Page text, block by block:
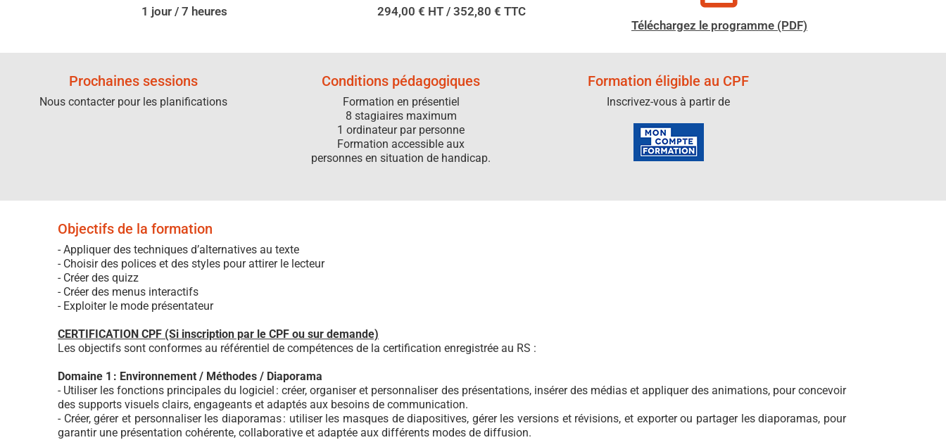
1 jour / 7 heures
294,00 € HT / 352,80 € TTC
Téléchargez le programme (PDF)
Prochaines sessions
Nous contacter pour les planifications
Conditions pédagogiques
Formation en présentiel
8 stagiaires maximum
1 ordinateur par personne
Formation accessible aux
personnes en situation de handicap.
Formation éligible au CPF
Inscrivez-vous à partir de
Objectifs de la formation
- Appliquer des techniques d’alternatives au texte
- Choisir des polices et des styles pour attirer le lecteur
- Créer des quizz
- Créer des menus interactifs
- Exploiter le mode présentateur
CERTIFICATION CPF (Si inscription par le CPF ou sur demande)
Les objectifs sont conformes au référentiel de compétences de la certification enregistrée au RS :
Domaine 1 : Environnement / Méthodes / Diaporama
- Utiliser les fonctions principales du logiciel : créer, organiser et personnaliser des présentations, insérer des médias et appliquer des animations, pour concevoir
des supports visuels clairs, engageants et adaptés aux besoins de communication.
- Créer, gérer et personnaliser les diaporamas : utiliser les masques de diapositives, gérer les versions et révisions, et exporter ou partager les diaporamas, pour
garantir une présentation cohérente, collaborative et adaptée aux différents modes de diffusion.